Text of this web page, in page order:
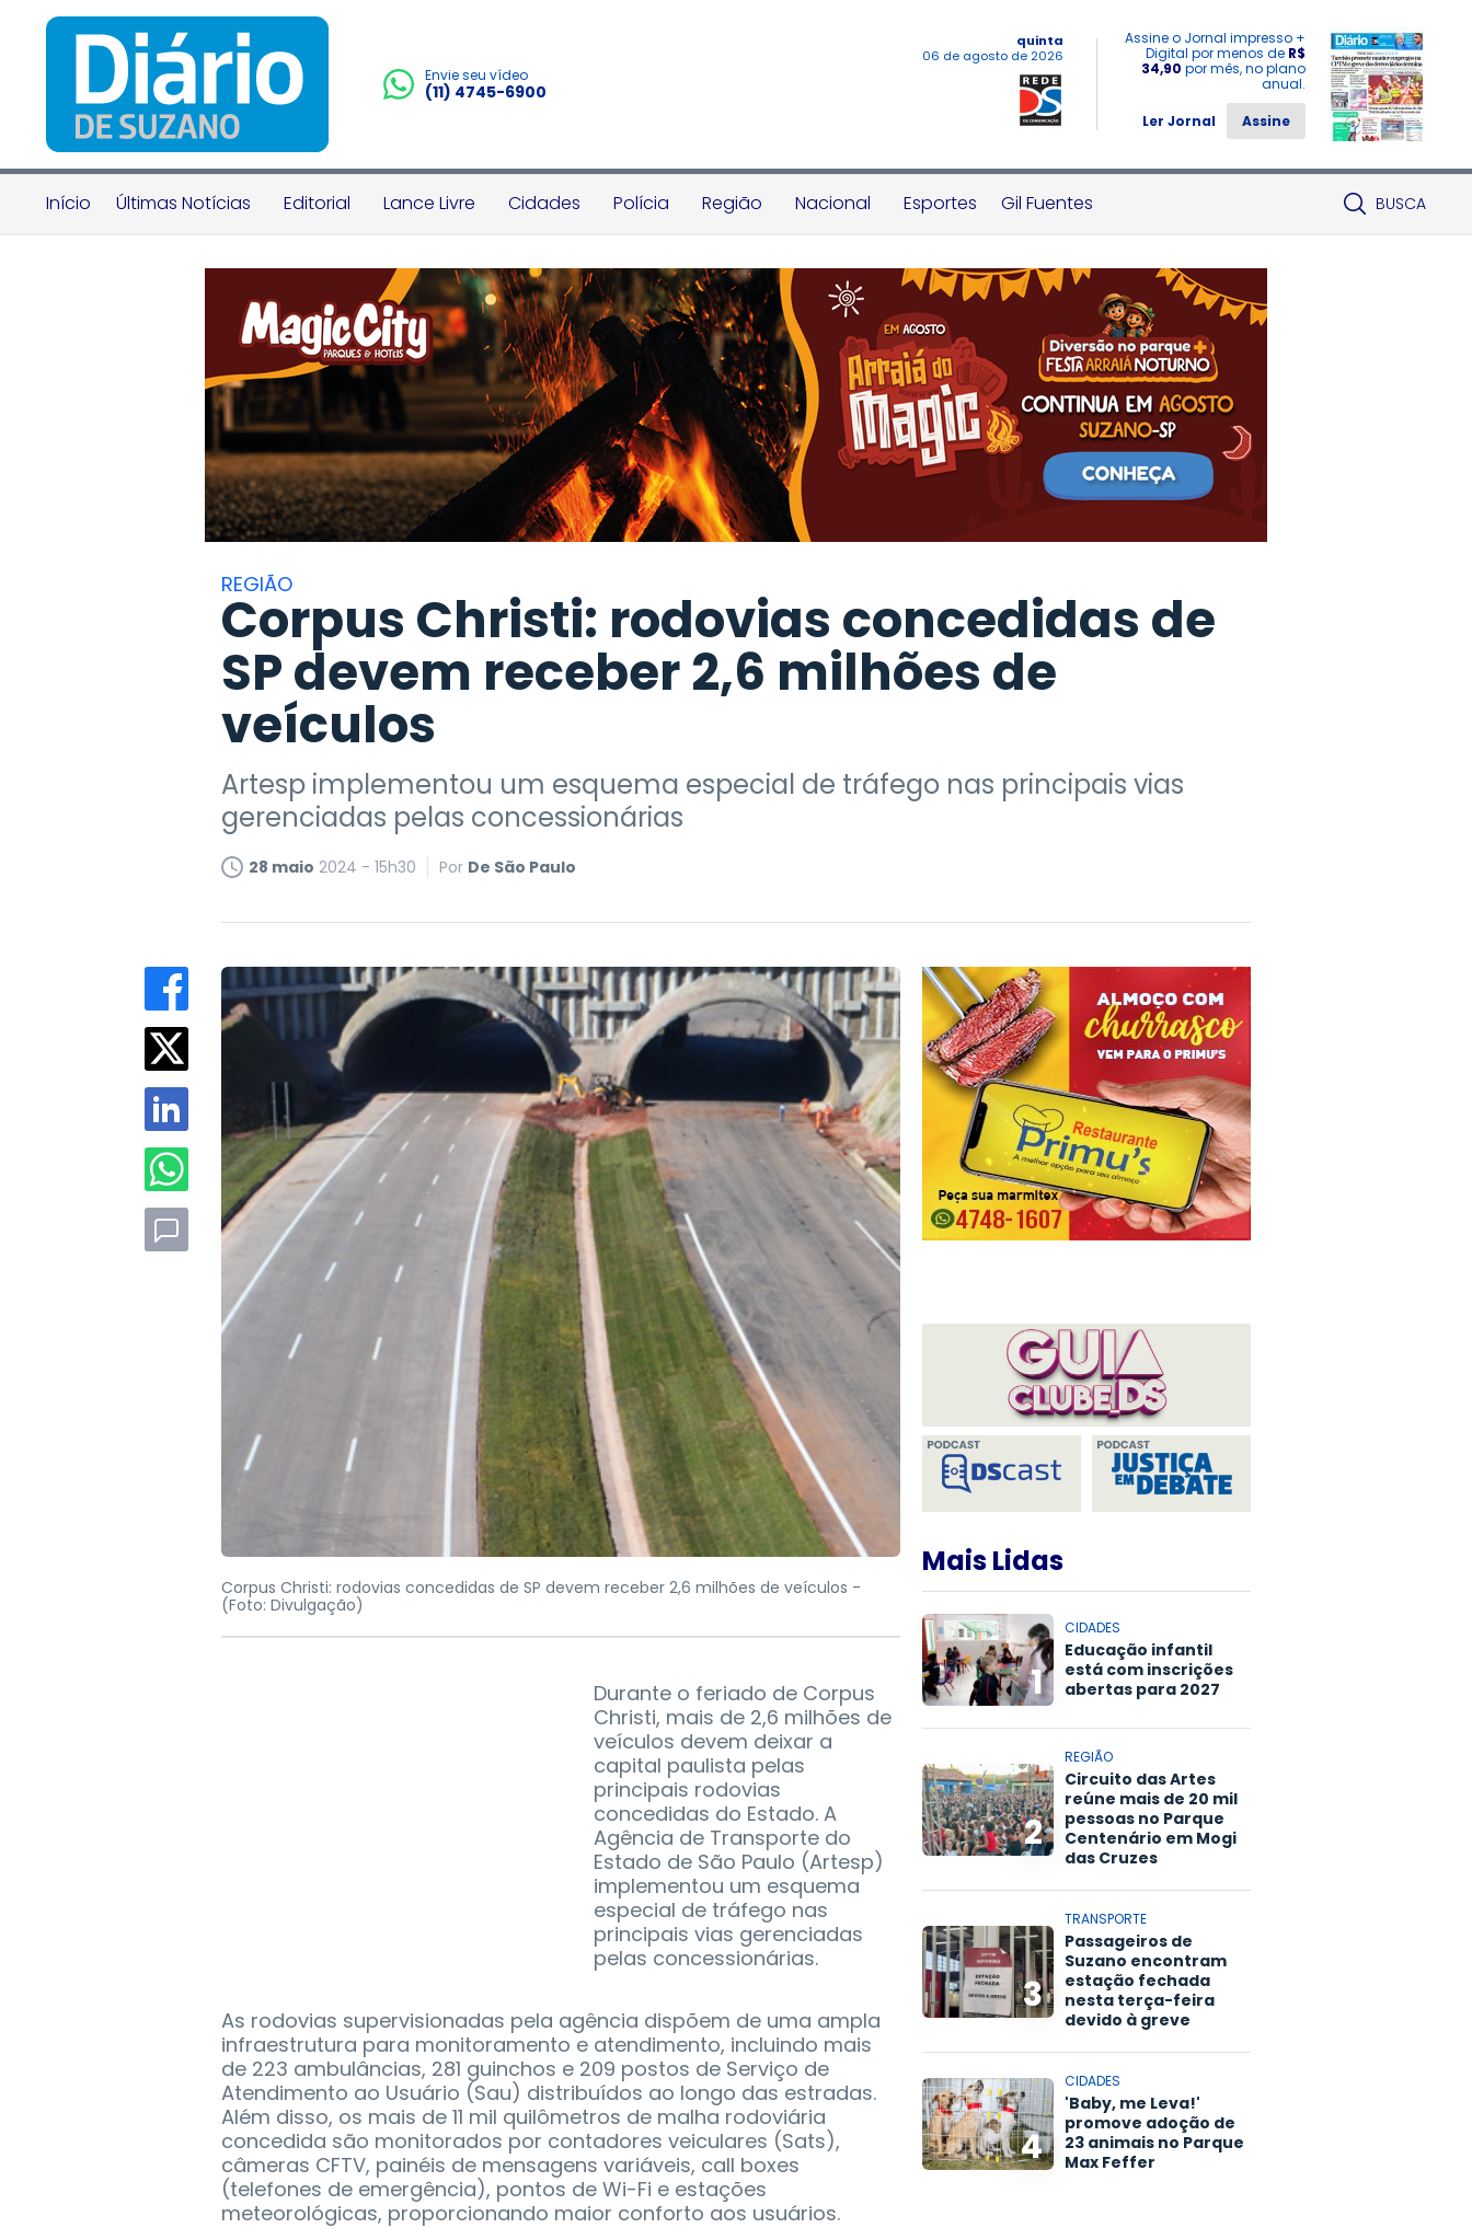
Envie seu vídeo
(11) 4745-6900
quinta
06 de agosto de 2026
Assine o Jornal impresso +
Digital por menos de R$
34,90 por mês, no plano
anual.
Ler Jornal
Assine
Início Últimas Notícias Editorial Lance Livre Cidades Polícia Região Nacional Esportes Gil Fuentes BUSCA
REGIÃO
Corpus Christi: rodovias concedidas de
SP devem receber 2,6 milhões de
veículos
Artesp implementou um esquema especial de tráfego nas principais vias
gerenciadas pelas concessionárias
28 maio 2024 - 15h30 Por De São Paulo
Corpus Christi: rodovias concedidas de SP devem receber 2,6 milhões de veículos -
(Foto: Divulgação)
Durante o feriado de Corpus
Christi, mais de 2,6 milhões de
veículos devem deixar a
capital paulista pelas
principais rodovias
concedidas do Estado. A
Agência de Transporte do
Estado de São Paulo (Artesp)
implementou um esquema
especial de tráfego nas
principais vias gerenciadas
pelas concessionárias.
As rodovias supervisionadas pela agência dispõem de uma ampla
infraestrutura para monitoramento e atendimento, incluindo mais
de 223 ambulâncias, 281 guinchos e 209 postos de Serviço de
Atendimento ao Usuário (Sau) distribuídos ao longo das estradas.
Além disso, os mais de 11 mil quilômetros de malha rodoviária
concedida são monitorados por contadores veiculares (Sats),
câmeras CFTV, painéis de mensagens variáveis, call boxes
(telefones de emergência), pontos de Wi-Fi e estações
meteorológicas, proporcionando maior conforto aos usuários.
Mais Lidas
1
CIDADES
Educação infantil
está com inscrições
abertas para 2027
2
REGIÃO
Circuito das Artes
reúne mais de 20 mil
pessoas no Parque
Centenário em Mogi
das Cruzes
3
TRANSPORTE
Passageiros de
Suzano encontram
estação fechada
nesta terça-feira
devido à greve
4
CIDADES
'Baby, me Leva!'
promove adoção de
23 animais no Parque
Max Feffer